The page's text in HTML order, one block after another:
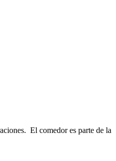
El comedor es parte de la